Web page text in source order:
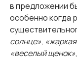
в предложении
особенно когда
солнце»,
«веселый щенок»,